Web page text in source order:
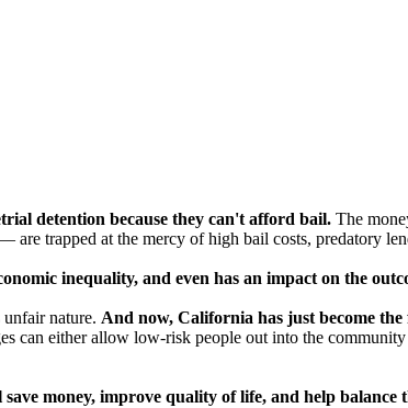
detention because they can't afford bail. The
trapped at the mercy of high bail costs, predatory
inequality, and even has an impact on the
nature. And now, California has just become the
can either allow low-risk people out into the
money, improve quality of life, and help balance